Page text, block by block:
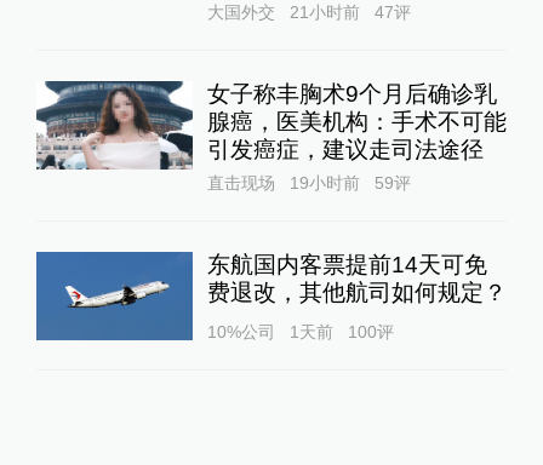
大国外交 21小时前 47评
女子称丰胸术9个月后确诊乳
腺癌，医美机构：手术不可能
引发癌症，建议走司法途径
直击现场 19小时前 59评
东航国内客票提前14天可免
费退改，其他航司如何规定？
10%公司 1天前 100评